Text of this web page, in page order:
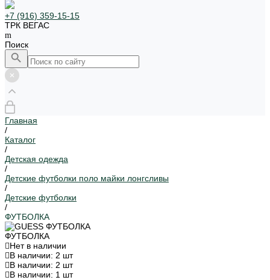
+7 (916) 359-15-15
ТРК ВЕГАС
Поиск
Главная
/
Каталог
/
Детская одежда
/
Детские футболки поло майки лонгсливы
/
Детские футболки
/
ФУТБОЛКА
ФУТБОЛКА
Нет в наличии
В наличии: 2 шт
В наличии: 2 шт
В наличии: 1 шт